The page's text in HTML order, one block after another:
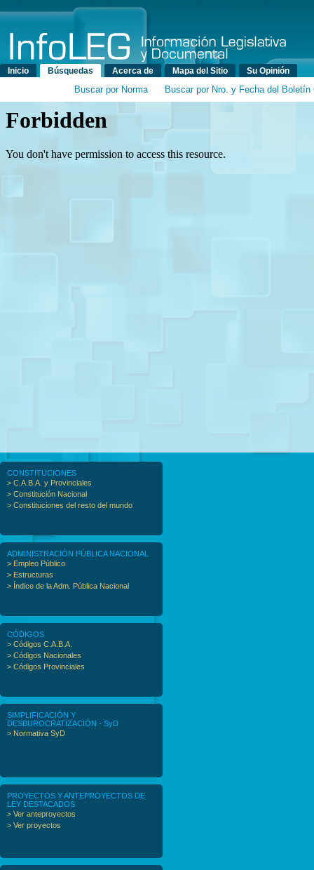
Menú principal
Inicio Búsquedas Acerca de Mapa del Sitio Su Opinión
Buscar por Norma Buscar por Nro. y Fecha del Boletín
CONSTITUCIONES
> C.A.B.A. y Provinciales
> Constitución Nacional
> Constituciones del resto del mundo
ADMINISTRACIÓN PÚBLICA NACIONAL
> Empleo Público
> Estructuras
> Índice de la Adm. Pública Nacional
CÓDIGOS
> Códigos C.A.B.A.
> Códigos Nacionales
> Códigos Provinciales
SIMPLIFICACIÓN Y
DESBUROCRATIZACIÓN - SyD
> Normativa SyD
PROYECTOS Y ANTEPROYECTOS DE
LEY DESTACADOS
> Ver anteproyectos
> Ver proyectos